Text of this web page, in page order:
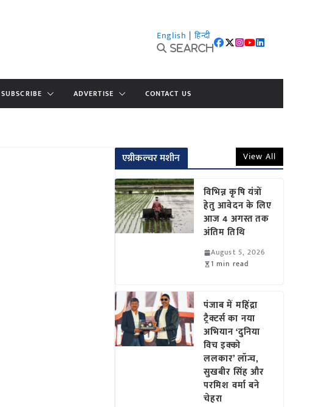
English | हिन्दी
Search
SUBSCRIBE ADVERTISE CONTACT US
एग्रीकल्चर मशीन View All
विभिन्न कृषि यंत्रों
हेतु आवेदन के लिए
आज 4 अगस्त तक
अंतिम तिथि
August 5, 2026
1 min read
पंजाब में महिंद्रा
ट्रैक्टर्स का नया
अभियान ‘दुनिया
विच इक्को
ललकार’ लॉन्च,
सुखबीर सिंह और
परमिश वर्मा बने
चेहरा